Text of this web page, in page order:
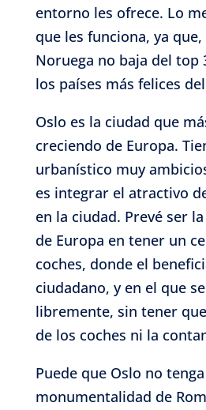
entorno les ofrece. Lo
que les funciona, ya
Noruega no baja del top
los países más felices
Oslo es la ciudad que
creciendo de Europa.
urbanístico muy
es integrar el atractivo
en la ciudad. Prevé ser
de Europa en tener un
coches, donde el
ciudadano, y en el que
libremente, sin tener
de los coches ni la
Puede que Oslo no
monumentalidad de